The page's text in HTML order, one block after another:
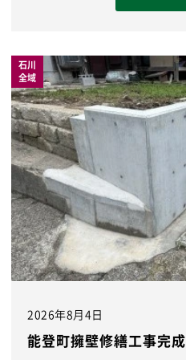
石川
全域
2026年8月4日
能登町擁壁修繕工事完成